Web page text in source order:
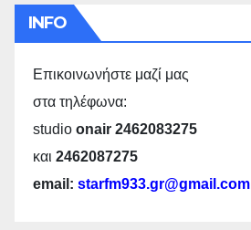
INFO
Επικοινωνήστε μαζί μας
στα τηλέφωνα:
studio onair 2462083275
και 2462087275
email: starfm933.gr@gmail.com